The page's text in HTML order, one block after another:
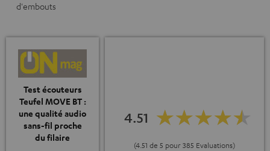
d'embouts
Test écouteurs
Teufel MOVE BT :
une qualité audio
sans-fil proche
du filaire
4.51
(4.51 de 5 pour 385 Evaluations)